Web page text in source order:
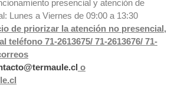
presencial y atención de
Lunes a Viernes de 09:00 a 13:30
de priorizar la atención no presencial,
teléfono 71-2613675/ 71-2613676/ 71-
o